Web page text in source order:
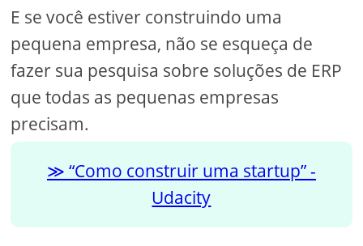
E se você estiver construindo uma
pequena empresa, não se esqueça de
fazer sua pesquisa sobre soluções de ERP
que todas as pequenas empresas
precisam.
“Como construir uma startup” -
Udacity